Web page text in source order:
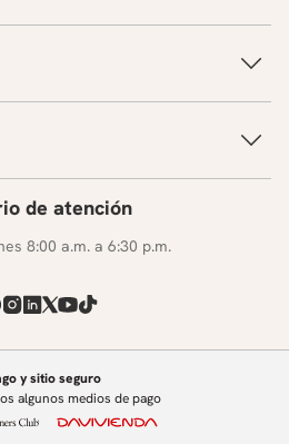
de atención
8:00 a.m. a 6:30 p.m.
y sitio seguro
algunos medios de pago